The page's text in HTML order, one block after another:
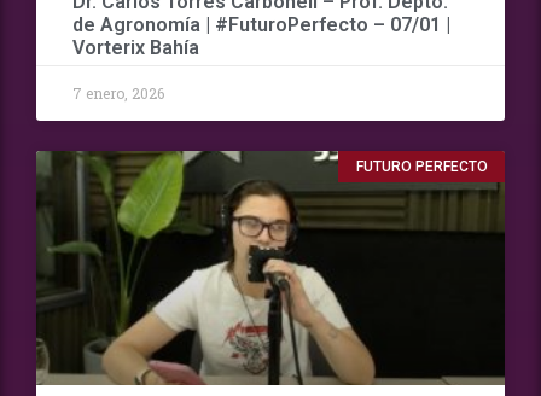
de Agronomía | #FuturoPerfecto – 07/01 |
Vorterix Bahía
7 enero, 2026
FUTURO PERFECTO